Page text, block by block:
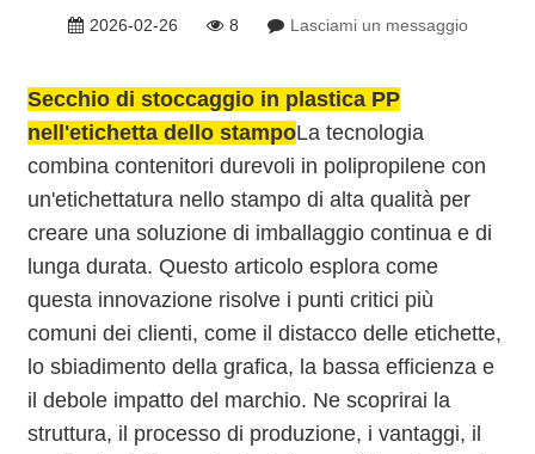
2026-02-26 8 Lasciami un messaggio
Secchio di stoccaggio in plastica PP
nell'etichetta dello stampoLa tecnologia
combina contenitori durevoli in polipropilene con
un'etichettatura nello stampo di alta qualità per
creare una soluzione di imballaggio continua e di
lunga durata. Questo articolo esplora come
questa innovazione risolve i punti critici più
comuni dei clienti, come il distacco delle etichette,
lo sbiadimento della grafica, la bassa efficienza e
il debole impatto del marchio. Ne scoprirai la
struttura, il processo di produzione, i vantaggi, il